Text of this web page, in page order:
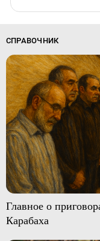
СПРАВОЧНИК
Главное о
Карабаха